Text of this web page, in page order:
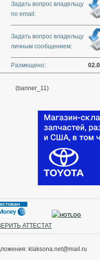
Задать вопрос владельцу
по email:
Задать вопрос владельцу
личным сообщением:
Размещено:
(banner_11)
АТТЕСТАТ
klaksona.net@mail.ru